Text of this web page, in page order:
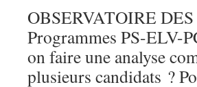
OBSERVATOIRE
Programmes PS-ELV-
on faire une analyse
plusieurs candidats ?